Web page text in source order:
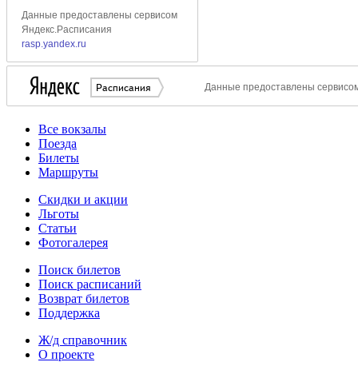
Все вокзалы
Поезда
Билеты
Маршруты
Скидки и акции
Льготы
Статьи
Фотогалерея
Поиск билетов
Поиск расписаний
Возврат билетов
Поддержка
Ж/д справочник
О проекте